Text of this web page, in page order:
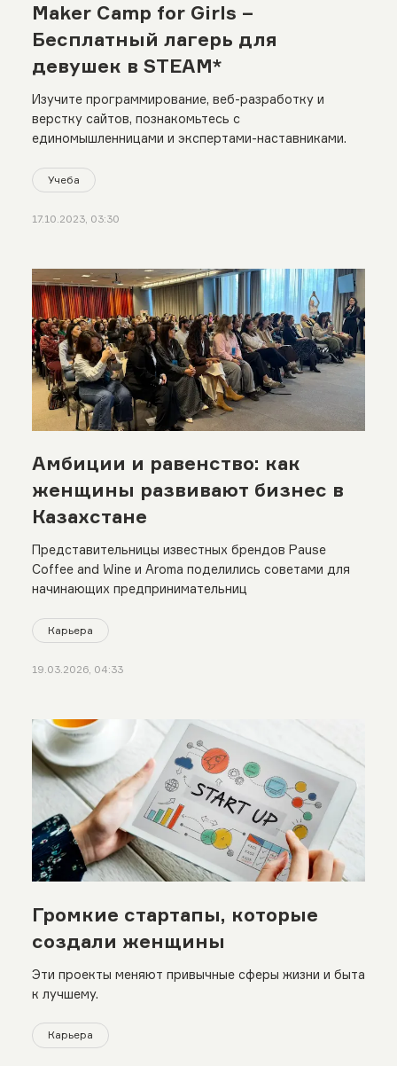
Maker Camp for Girls –
Бесплатный лагерь для
девушек в STEAM*
Изучите программирование, веб-разработку и
верстку сайтов, познакомьтесь с
единомышленницами и экспертами-наставниками.
Учеба
17.10.2023, 03:30
Амбиции и равенство: как
женщины развивают бизнес в
Казахстане
Представительницы известных брендов Pausе
Coffee and Wine и Aroma поделились советами для
начинающих предпринимательниц
Карьера
19.03.2026, 04:33
Громкие стартапы, которые
создали женщины
Эти проекты меняют привычные сферы жизни и быта
к лучшему.
Карьера